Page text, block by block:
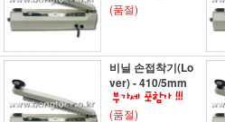
(품절)
비닐 손접착기(Lo
ver) - 410/5mm
(품절)